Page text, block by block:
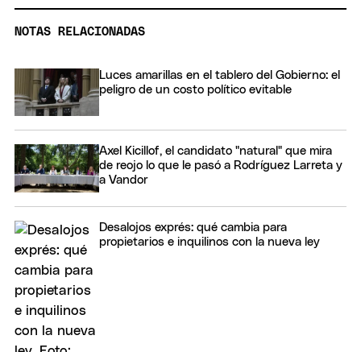
NOTAS RELACIONADAS
Luces amarillas en el tablero del Gobierno: el
peligro de un costo político evitable
Axel Kicillof, el candidato "natural" que mira
de reojo lo que le pasó a Rodríguez Larreta y
a Vandor
Desalojos exprés: qué cambia para
propietarios e inquilinos con la nueva ley